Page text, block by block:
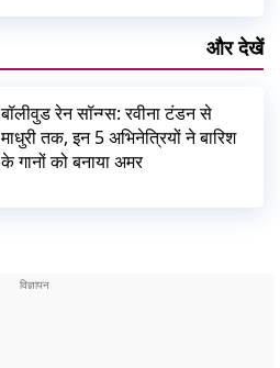
और देखें
बॉलीवुड रेन सॉन्ग्स: रवीना टंडन से
माधुरी तक, इन 5 अभिनेत्रियों ने बारिश
के गानों को बनाया अमर